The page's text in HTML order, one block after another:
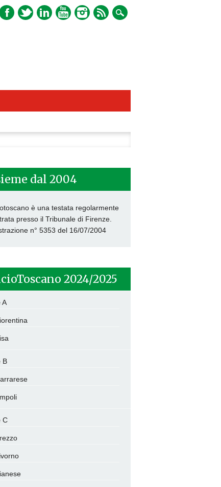
dal 2004
è una testata regolarmente
presso il Tribunale di Firenze.
n° 5353 del 16/07/2004
2024/2025
A
B
C